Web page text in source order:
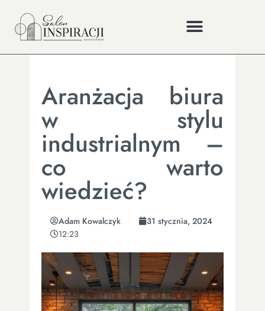
Aranżacja biura
w stylu
industrialnym –
co warto
wiedzieć?
Adam Kowalczyk
31 stycznia, 2024
12:23